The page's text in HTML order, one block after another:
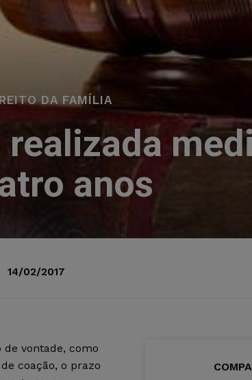
DA FAMÍLIA
anos
14/02/2017
vontade, como
coação, o prazo